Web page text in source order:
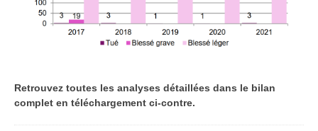
Retrouvez toutes les analyses détaillées dans le bilan
complet en téléchargement ci-contre.